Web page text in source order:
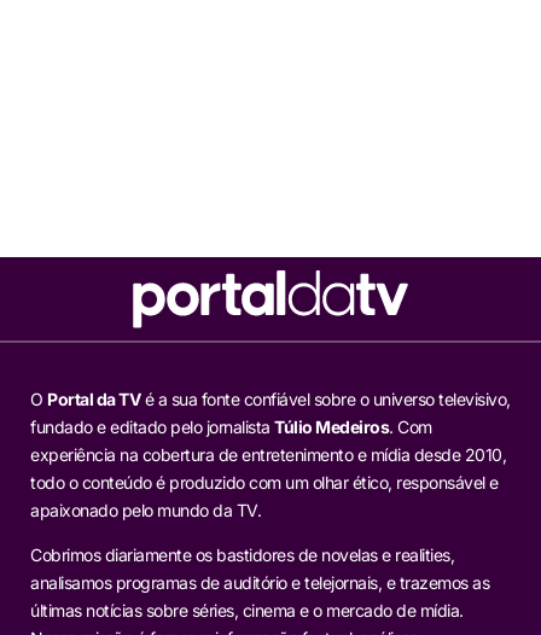
O Portal da TVé a sua fonte confiável sobre o universo televisivo,
fundado e editado pelo jornalista Túlio Medeiros. Com
experiência na cobertura de entretenimento e mídia desde 2010,
todo o conteúdo é produzido com um olhar ético, responsável e
apaixonado pelo mundo da TV.
Cobrimos diariamente os bastidores de novelas e realities,
analisamos programas de auditório e telejornais, e trazemos as
últimas notícias sobre séries, cinema e o mercado de mídia.